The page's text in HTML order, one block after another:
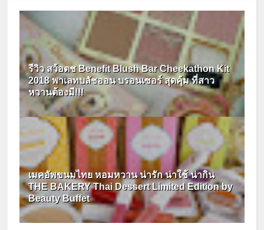
รีวิว สว้อตช Benefit Blush Bar Cheekathon Kit
2018 พาเลทบลัชออน บรอนเซอร์ สุดคุ้ม ที่สาว
หวานต้องมี!!!
เมคอัพขนมไทย หอมหวาน น่ารัก น่าใช้ น่ากิน
THE BAKERY Thai Dessert Limited Edition by
Beauty Buffet